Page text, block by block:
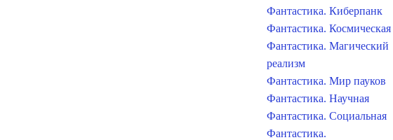
Фантастика. Киберпанк
Фантастика. Космическая
Фантастика. Магический
реализм
Фантастика. Мир пауков
Фантастика. Научная
Фантастика. Социальная
Фантастика.